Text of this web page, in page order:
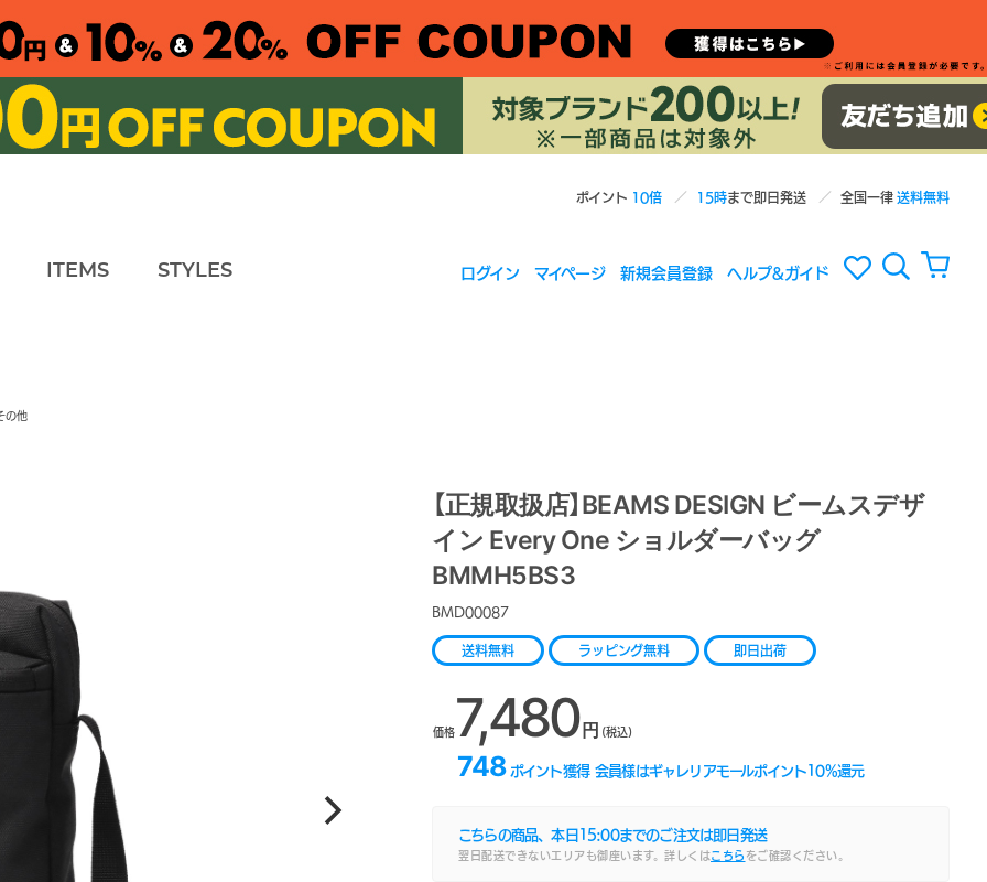
ポイント 10倍 15時まで即日発送 全国一律送料無料
ITEMS STYLES ログイン マイページ 新規会員登録 ヘルプ&ガイド
の他
【正規取扱店】BEAMS DESIGN ビームスデザ
イン Every One ショルダーバッグ
BMMH5BS3
BMD00087
送料無料 ラッピング無料 即日出荷
価格 7,480円 (税込)
748 ポイント獲得 会員様はギャレリアモールポイント 10%還元
こちらの商品、本日 15:00までのご注文は即日発送
翌日配送できないエリアも御座います。詳しくはこちら をご確認ください。